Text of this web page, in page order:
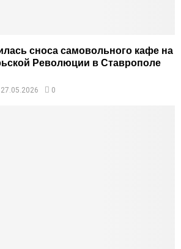
сноса самовольного кафе на
Революции в Ставрополе
27.05.2026 0